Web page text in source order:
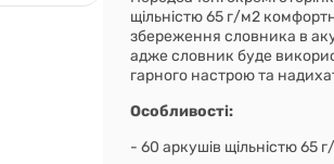
щільністю 65 г/м2
збереження словника в
адже словник буде
гарного настрою та
Особливості:
- 60 аркушів щільністю 65